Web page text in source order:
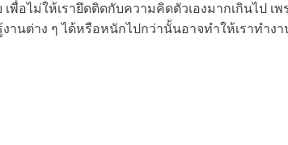
อไม่ให้เรายึดติดกับความคิดตัวเองมากเกินไป เพ
านต่าง ๆ ได้หรือหนักไปกว่านั้นอาจทำให้เราทำงา